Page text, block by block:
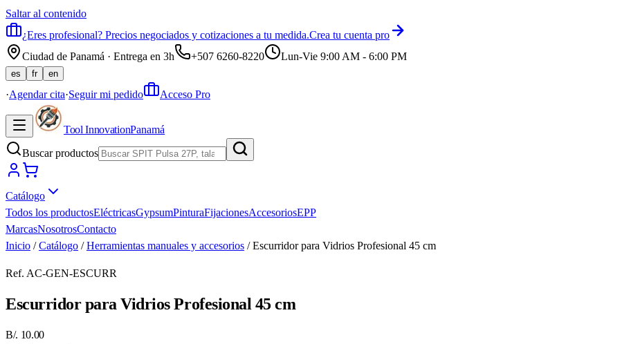
Saltar al contenido
¿Eres profesional? Precios negociados y cotizaciones a tu medida.Crea tu cuenta pro
Ciudad de Panamá · Entrega en 3h
+507 6260-8220 Lun-Vie 9:00 AM - 6:00 PM
es fr en
·Agendar cita·Seguir mi pedido Acceso Pro
Tool InnovationPanamá
Buscar productos
Catálogo
Todos los productosEléctricasGypsumPinturaFijacionesAccesoriosEPP
MarcasNosotrosContacto
Inicio /Catálogo /Herramientas manuales y accesorios /Escurridor para Vidrios Profesional 45 cm
Ref. AC-GEN-ESCURR
Escurridor para Vidrios Profesional 45 cm
B/. 10.00